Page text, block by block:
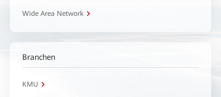
Wide Area Network
Branchen
KMU